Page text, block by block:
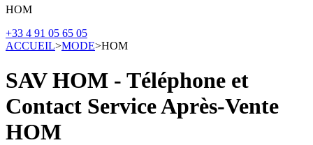
HOM
+33 4 91 05 65 05
ACCUEIL>MODE>HOM
SAV HOM - Téléphone et
Contact Service Après-Vente
HOM